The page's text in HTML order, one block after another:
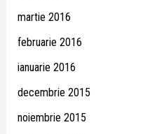
martie 2016
februarie 2016
ianuarie 2016
decembrie 2015
noiembrie 2015